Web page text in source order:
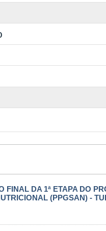
FINAL DA 1ª ETAPA DO
(PPGSAN) -